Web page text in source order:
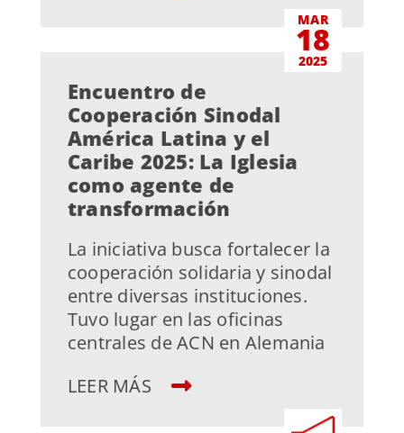
MAR
18
2025
Encuentro de
Cooperación Sinodal
América Latina y el
Caribe 2025: La Iglesia
como agente de
transformación
La iniciativa busca fortalecer la
cooperación solidaria y sinodal
entre diversas instituciones.
Tuvo lugar en las oficinas
centrales de ACN en Alemania
LEER MÁS